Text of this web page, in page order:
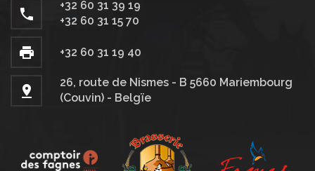
+32 60 31 39 19
+32 60 31 15 70
+32 60 31 19 40
26, route de Nismes - B 5660 Mariembourg
(Couvin) - Belgïe